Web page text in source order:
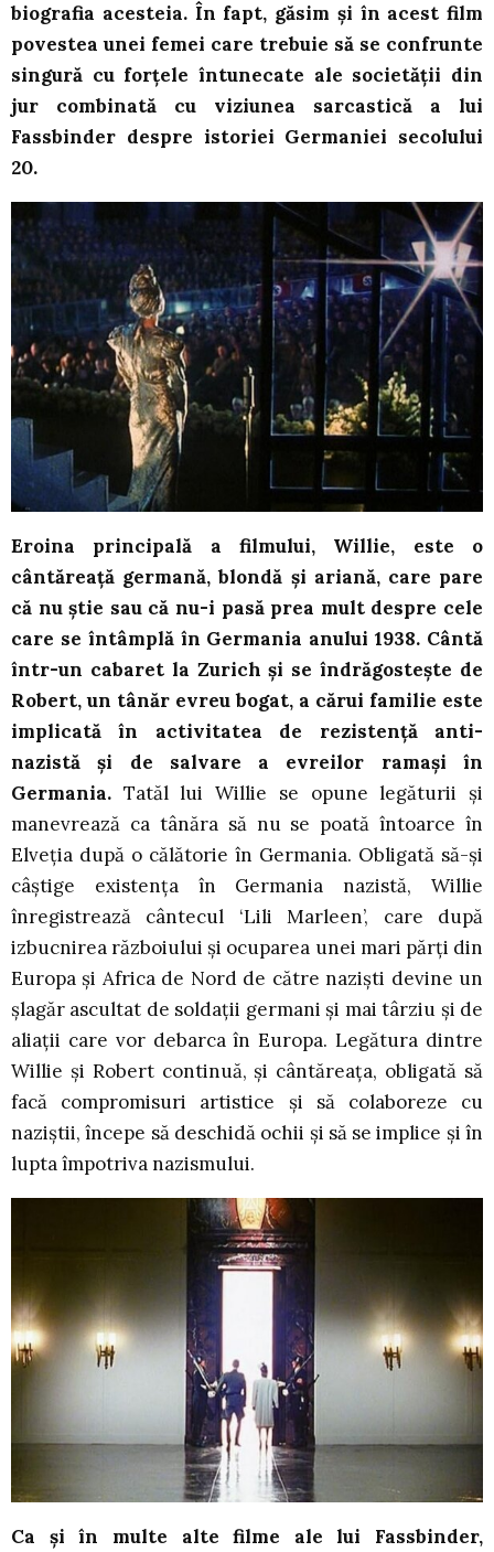
biografia acesteia. În fapt, găsim și în acest film
povestea unei femei care trebuie să se confrunte
singură cu forțele întunecate ale societății din
jur combinată cu viziunea sarcastică a lui
Fassbinder despre istoriei Germaniei secolului
20.
Eroina principală a filmului, Willie, este o
cântăreață germană, blondă și ariană, care pare
că nu știe sau că nu-i pasă prea mult despre cele
care se întâmplă în Germania anului 1938. Cântă
într-un cabaret la Zurich și se îndrăgostește de
Robert, un tânăr evreu bogat, a cărui familie este
implicată în activitatea de rezistență anti-
nazistă și de salvare a evreilor ramași în
Germania. Tatăl lui Willie se opune legăturii și
manevrează ca tânăra să nu se poată întoarce în
Elveția după o călătorie în Germania. Obligată să-și
câștige existența în Germania nazistă, Willie
înregistrează cântecul ‘Lili Marleen’, care după
izbucnirea războiului și ocuparea unei mari părți din
Europa și Africa de Nord de către naziști devine un
șlagăr ascultat de soldații germani și mai târziu și de
aliații care vor debarca în Europa. Legătura dintre
Willie și Robert continuă, și cântăreața, obligată să
facă compromisuri artistice și să colaboreze cu
naziștii, începe să deschidă ochii și să se implice și în
lupta împotriva nazismului.
Ca și în multe alte filme ale lui Fassbinder,